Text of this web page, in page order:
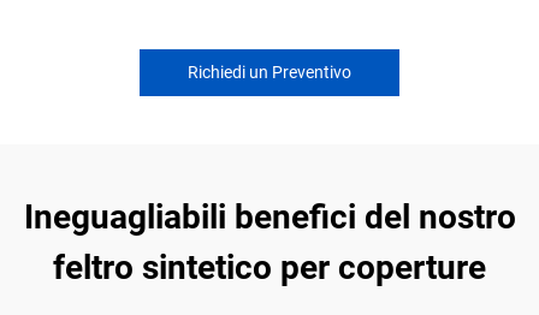
Richiedi un Preventivo
Ineguagliabili benefici del nostro
feltro sintetico per coperture